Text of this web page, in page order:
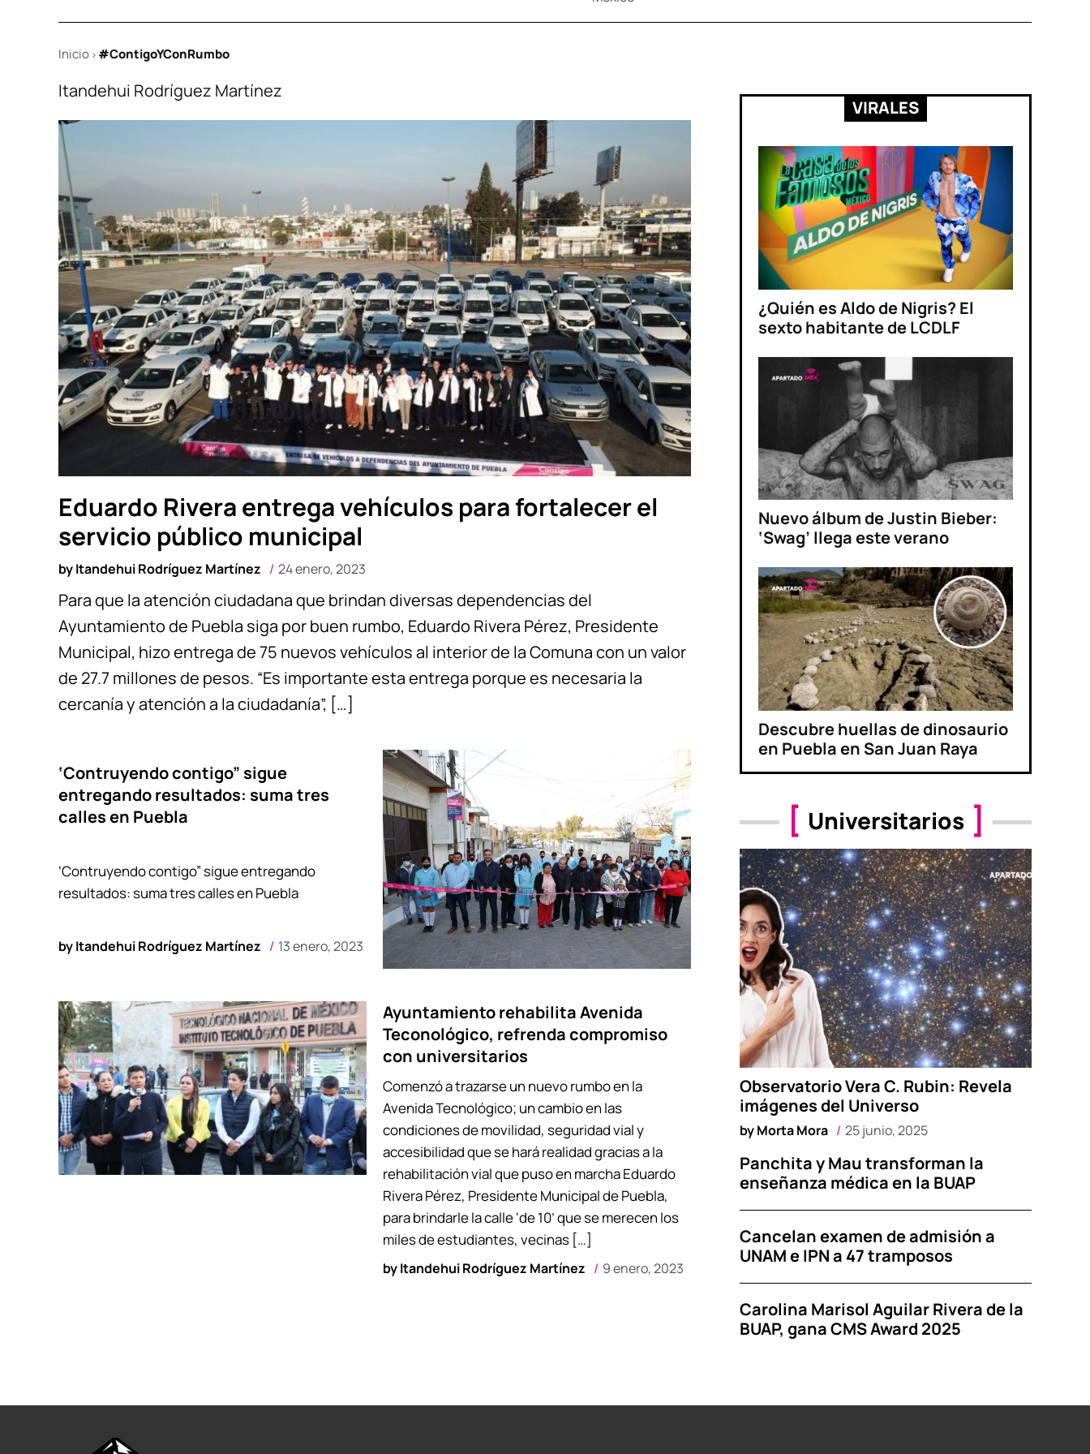
Inicio > #ContigoYConRumbo
Itandehui Rodríguez Martínez
Eduardo Rivera entrega vehículos para fortalecer el
servicio público municipal
byItandehui Rodríguez Martínez 24 enero, 2023
Para que la atención ciudadana que brindan diversas dependencias del
Ayuntamiento de Puebla siga por buen rumbo, Eduardo Rivera Pérez, Presidente
Municipal, hizo entrega de 75 nuevos vehículos al interior de la Comuna con un valor
de 27.7 millones de pesos. “Es importante esta entrega porque es necesaria la
cercanía y atención a la ciudadanía”, […]
‘Contruyendo contigo” sigue
entregando resultados: suma tres
calles en Puebla
byItandehui Rodríguez Martínez 13 enero, 2023
‘Contruyendo contigo” sigue entregando
resultados: suma tres calles en Puebla
Ayuntamiento rehabilita Avenida
Teconológico, refrenda compromiso
con universitarios
byItandehui Rodríguez Martínez 9 enero, 2023
Comenzó a trazarse un nuevo rumbo en la
Avenida Tecnológico; un cambio en las
condiciones de movilidad, seguridad vial y
accesibilidad que se hará realidad gracias a la
rehabilitación vial que puso en marcha Eduardo
Rivera Pérez, Presidente Municipal de Puebla,
para brindarle la calle ‘de 10’ que se merecen los
miles de estudiantes, vecinas […]
VIRALES
¿Quién es Aldo de Nigris? El
sexto habitante de LCDLF
Nuevo álbum de Justin Bieber:
‘Swag’ llega este verano
Descubre huellas de dinosaurio
en Puebla en San Juan Raya
Universitarios
Observatorio Vera C. Rubin: Revela
imágenes del Universo
byMorta Mora 25 junio, 2025
Panchita y Mau transforman la
enseñanza médica en la BUAP
Cancelan examen de admisión a
UNAM e IPN a 47 tramposos
Carolina Marisol Aguilar Rivera de la
BUAP, gana CMS Award 2025